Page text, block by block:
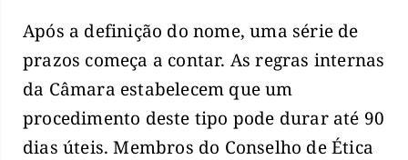
Após a definição do nome, uma série de
prazos começa a contar. As regras internas
da Câmara estabelecem que um
procedimento deste tipo pode durar até 90
dias úteis. Membros do Conselho de Ética